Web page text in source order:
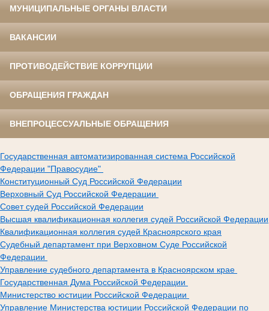
МУНИЦИПАЛЬНЫЕ ОРГАНЫ ВЛАСТИ
ВАКАНСИИ
ПРОТИВОДЕЙСТВИЕ КОРРУПЦИИ
ОБРАЩЕНИЯ ГРАЖДАН
ВНЕПРОЦЕССУАЛЬНЫЕ ОБРАЩЕНИЯ
Государственная автоматизированная система Российской
Федерации "Правосудие"
Конституционный Суд Российской Федерации
Верховный Суд Российской Федерации
Совет судей Российской Федерации
Высшая квалификационная коллегия судей Российской Федерации
Квалификационная коллегия судей Красноярского края
Судебный департамент при Верховном Суде Российской
Федерации
Управление судебного департамента в Красноярском крае
Государственная Дума Российской Федерации
Министерство юстиции Российской Федерации
Управление Министерства юстиции Российской Федерации по